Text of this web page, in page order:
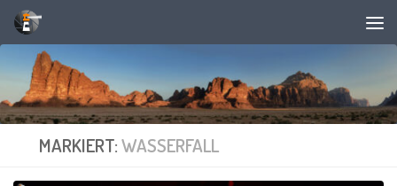
Unter dem Inhalt
MARKIERT:WASSERFALL